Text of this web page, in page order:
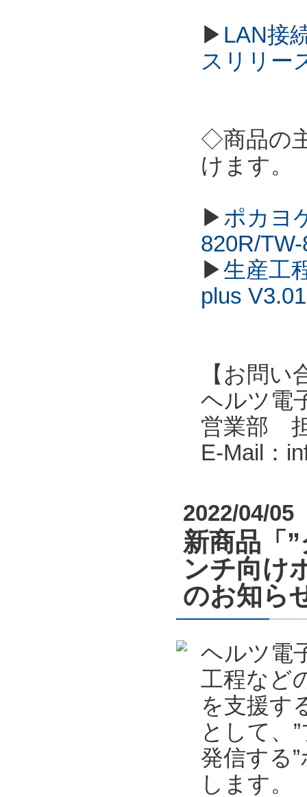
▶ LAN接
スリリー
◇商品の
けます。
▶ポカヨ
820R/
▶生産工
plus V3.01
【お問い
ヘルツ電
営業部
E-Mail：
2022/04/05
新商品「
ンチ向け
のお知ら
ヘルツ電
工程など
を支援す
として、
発信する
します。